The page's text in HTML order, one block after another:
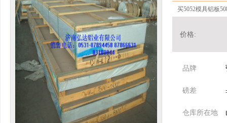
买5052模具铝板
价格:
品牌
磅差
仓库所在地